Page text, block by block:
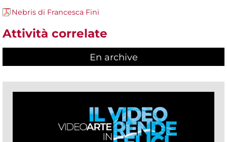
Nebris di Francesca Fini
Attività correlate
En archive